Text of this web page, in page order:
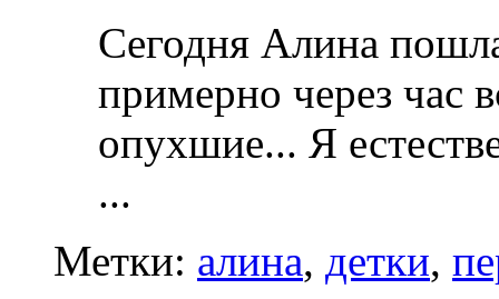
Сегодня Алина
примерно через час
опухшие... Я
...
Метки: алина, детки,